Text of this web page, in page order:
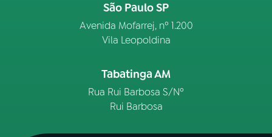
São Paulo SP
Avenida Mofarrej, nº 1.200
Vila Leopoldina
Tabatinga AM
Rua Rui Barbosa S/Nº
Rui Barbosa